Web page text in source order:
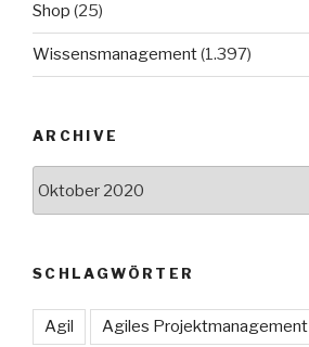
Shop (25)
Wissensmanagement(1.397)
ARCHIVE
SCHLAGWÖRTER
Agil Agiles Projektmanagement